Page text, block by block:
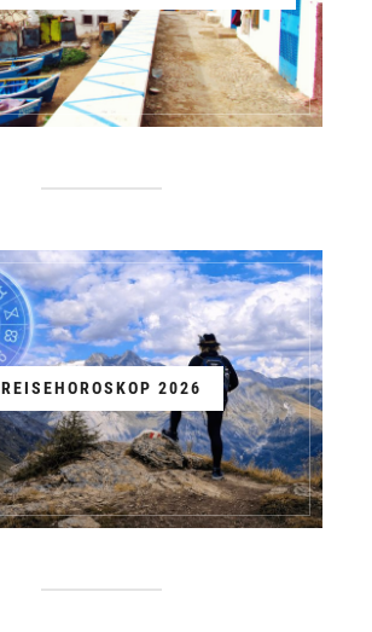
REISEHOROSKOP 2026